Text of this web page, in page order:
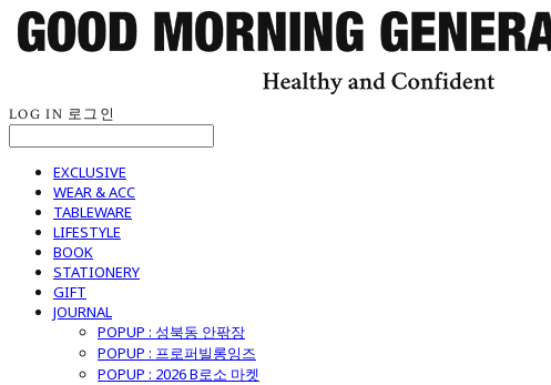
LOG IN 로그인
EXCLUSIVE
WEAR & ACC
TABLEWARE
LIFESTYLE
BOOK
STATIONERY
GIFT
JOURNAL
POPUP : 성북동 안팎장
POPUP : 프로퍼빌롱잉즈
POPUP : 2026 B로소 마켓